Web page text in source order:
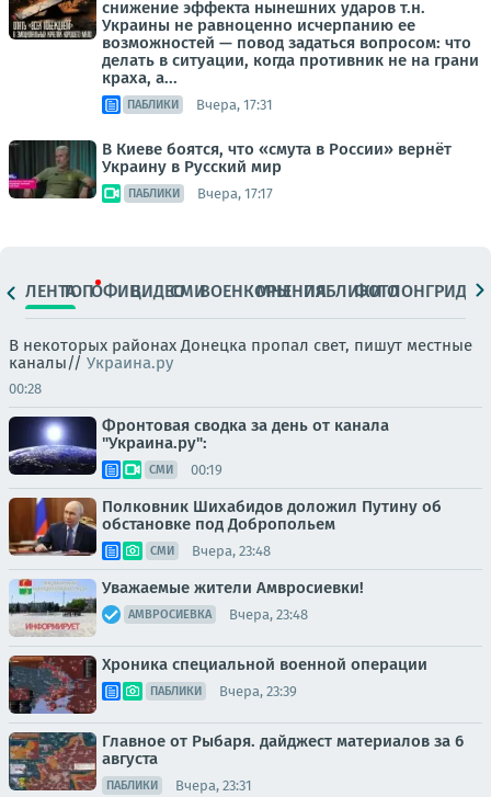
снижение эффекта нынешних ударов т.н.
Украины не равноценно исчерпанию ее
возможностей — повод задаться вопросом: что
делать в ситуации, когда противник не на грани
краха, а...
ПАБЛИКИ Вчера, 17:31
В Киеве боятся, что «смута в России» вернёт
Украину в Русский мир
ПАБЛИКИ Вчера, 17:17
ЛЕНТАТОПОФИЦ.ВИДЕОСМИВОЕНКОРЫМНЕНИЯПАБЛИКИ
ФОТОЛОНГРИДЫ
В некоторых районах Донецка пропал свет, пишут местные
каналы// Украина.ру
00:28
Фронтовая сводка за день от канала
"Украина.ру":
СМИ 00:19
Полковник Шихабидов доложил Путину об
обстановке под Добропольем
СМИ Вчера, 23:48
Уважаемые жители Амвросиевки!
АМВРОСИЕВКА Вчера, 23:48
Хроника специальной военной операции
ПАБЛИКИ Вчера, 23:39
Главное от Рыбаря. дайджест материалов за 6
августа
ПАБЛИКИ Вчера, 23:31